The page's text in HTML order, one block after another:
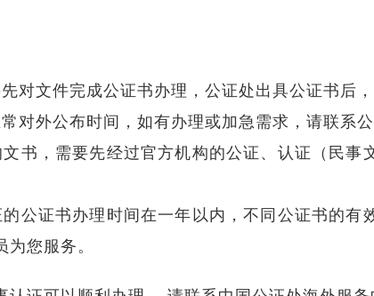
对文件完成公证书办理，公证处出具公证书后
对外公布时间，如有办理或加急需求，请联系
书，需要先经过官方机构的公证、认证（民事
公证书办理时间在一年以内，不同公证书的有
您服务。